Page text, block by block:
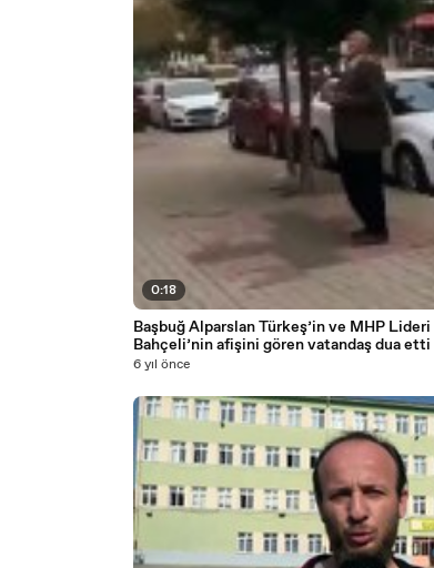
0:18
Başbuğ Alparslan Türkeş’in ve MHP
Bahçeli’nin afişini gören vatandaş dua etti
6 yıl önce